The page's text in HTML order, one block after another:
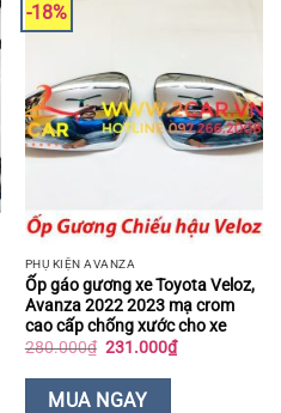
-18%
PHỤ KIỆN AVANZA
Ốp gáo gương xe Toyota Veloz,
Avanza 2022 2023 mạ crom
cao cấp chống xước cho xe
280.000₫ Giá
là:
280.000₫.
231.000₫Giá
hiện
MUA NGAY